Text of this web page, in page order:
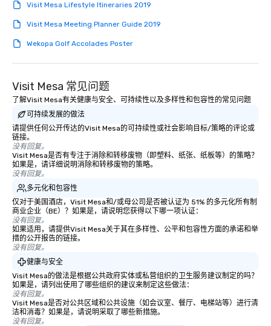
Visit Mesa Lifestyle Itineraries 2019
Visit Mesa Meeting Planner Guide 2019
Wekopa Golf Accolades Poster
Visit Mesa 常见问题
了解Visit Mesa有关健康与安全、可持续性以及多样性和包容性的常见问题
可持续发展的做法
请提供任何公开传达的Visit Mesa的可持续性或社会影响目标/策略的评论或
链接。
没有回复。
Visit Mesa是否有专注于消除和转移废物（即塑料、纸张、纸板等）的策略？
如果是，请详细说明消除和转移废物的策略。
没有回复。
多元化和包容性
仅对于美国酒店，Visit Mesa和/或母公司是否被认证为 51% 的多元化所有制
商业企业（BE）？如果是，请说明您获得以下哪一项认证：
没有回复。
如果适用，请提供Visit Mesa关于其在多样性、公平和包容性方面的承诺和举
措的公开报告的链接。
没有回复。
健康与安全
Visit Mesa的做法是根据公共政府实体或私营组织的卫生服务建议制定的吗？
如果是，请列出使用了哪些组织的建议来制定这些做法：
没有回复。
Visit Mesa是否对公共区域和公共设施（如会议室、餐厅、电梯站等）进行清
洁和消毒？如果是，请说明采取了哪些新措施。
没有回复。